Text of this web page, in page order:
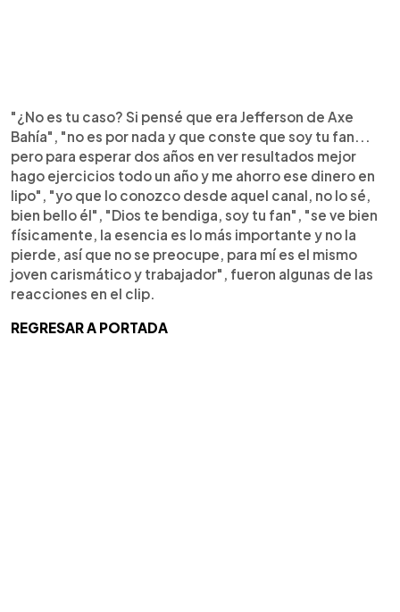
"¿No es tu caso? Si pensé que era Jefferson de Axe
Bahía", "no es por nada y que conste que soy tu fan...
pero para esperar dos años en ver resultados mejor
hago ejercicios todo un año y me ahorro ese dinero en
lipo", "yo que lo conozco desde aquel canal, no lo sé,
bien bello él", "Dios te bendiga, soy tu fan", "se ve bien
físicamente, la esencia es lo más importante y no la
pierde, así que no se preocupe, para mí es el mismo
joven carismático y trabajador", fueron algunas de las
reacciones en el clip.
REGRESAR A PORTADA